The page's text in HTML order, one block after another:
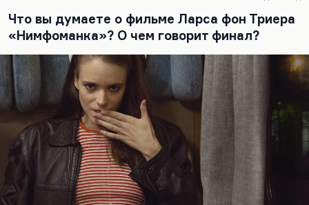
гораздо менее широкому кругу лиц, мне кажется,
не так принципиально. Надо всё-таки уважать
человека, который что-то сделал.
Пелевин сделал очень многое. Мы говорим его
словами, мы пользуемся его формулами, его
персонажи вошли в нашу жизнь. Пелевин
написал «Жизнь насекомых» и «Числа» — два
абсолютно великих…
Что вы думаете о фильме Ларса фон Триера
«Нимфоманка»? О чем говорит финал?